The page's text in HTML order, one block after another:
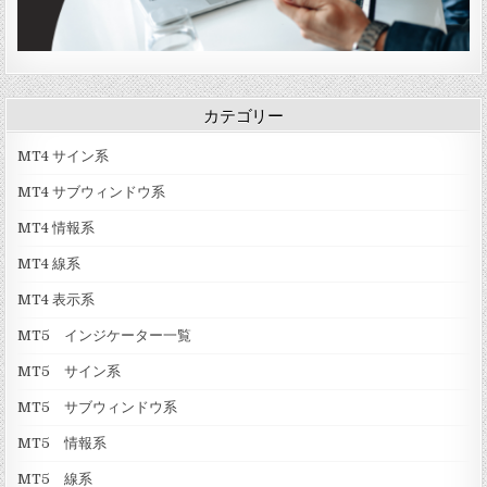
カテゴリー
MT4 サイン系
MT4 サブウィンドウ系
MT4 情報系
MT4 線系
MT4 表示系
MT5 インジケーター一覧
MT5 サイン系
MT5 サブウィンドウ系
MT5 情報系
MT5 線系